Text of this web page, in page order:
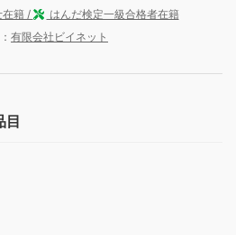
在籍 /
はんだ検定一級合格者在籍
有限会社ビイネット
目